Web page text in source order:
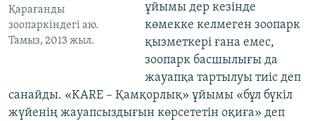
Қарағанды
зоопаркіндегі аю.
Тамыз, 2013 жыл.
ұйымы дер кезінде
көмекке келмеген зоопарк
қызметкері ғана емес,
зоопарк басшылығы да
жауапқа тартылуы тиіс деп
санайды. «KARE – Қамқорлық» ұйымы «бұл бүкіл
жүйенің жауапсыздығын көрсететін оқиға» деп